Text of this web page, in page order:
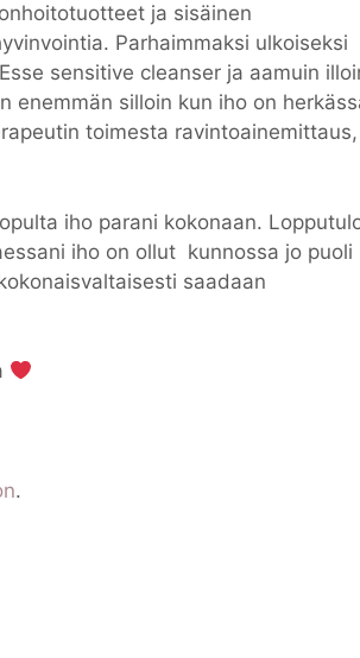
ja sisäinen
Parhaimmaksi ulkoiseksi
sensitive cleanser ja aamuin
enemmän silloin kun iho on
toimesta ravintoainemittaus,
iho parani kokonaan.
iho on ollut kunnossa jo puoli
saadaan
.